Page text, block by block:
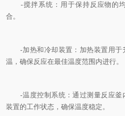
-搅拌系统：用于保持反应物的均
合。
-加热和冷却装置：加热装置用于
温，确保反应在最佳温度范围内进行。
-温度控制系统：通过测量反应釜
装置的工作状态，确保温度稳定。